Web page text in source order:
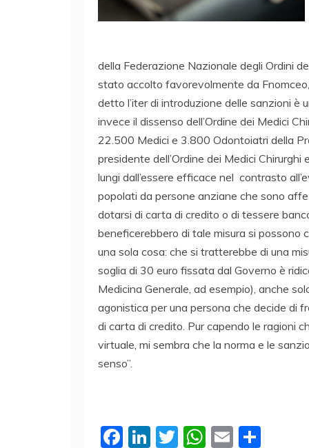
della Federazione Nazionale degli Ordini
stato accolto favorevolmente da
detto l’iter di introduzione delle sanzioni è
invece il dissenso dell’Ordine dei Medici
22.500 Medici e 3.800 Odontoiatri della
presidente dell’Ordine dei Medici
lungi dall’essere efficace nel contrasto
popolati da persone anziane che sono
dotarsi di carta di credito o di tessere
beneficerebbero di tale misura si possono
una sola cosa: che si tratterebbe di una
soglia di 30 euro fissata dal Governo è
Medicina Generale, ad esempio), anche
agonistica per una persona che decide di
di carta di credito. Pur capendo le ragioni
virtuale, mi sembra che la norma e le
senso”.
F
Li T
W E